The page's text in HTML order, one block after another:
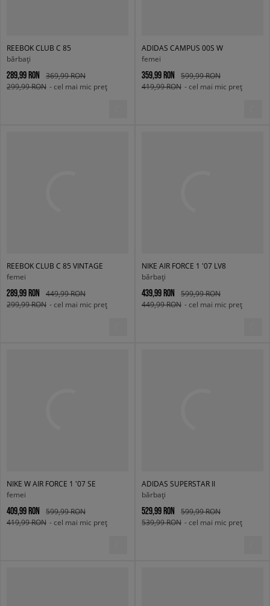
REEBOK CLUB C 85
bărbați
289,99 RON
369,99 RON
299,99 RON - cel mai mic preț
ADIDAS CAMPUS 00S W
femei
359,99 RON
599,99 RON
419,99 RON - cel mai mic preț
REEBOK CLUB C 85 VINTAGE
femei
289,99 RON
449,99 RON
299,99 RON - cel mai mic preț
NIKE AIR FORCE 1 '07 LV8
bărbați
439,99 RON
599,99 RON
449,99 RON - cel mai mic preț
NIKE W AIR FORCE 1 '07 SE
femei
409,99 RON
599,99 RON
419,99 RON - cel mai mic preț
ADIDAS SUPERSTAR II
bărbați
529,99 RON
599,99 RON
539,99 RON - cel mai mic preț